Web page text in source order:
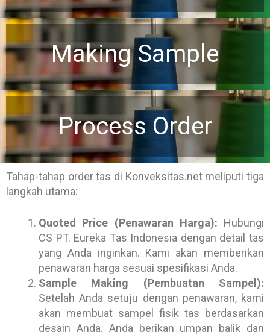
Making Sample
Process Order
Tahap-tahap order tas di Konveksitas.net meliputi tiga
langkah utama:
Quoted Price (Penawaran Harga): Hubungi
CS PT. Eureka Tas Indonesia dengan detail tas
yang Anda inginkan. Kami akan memberikan
penawaran harga sesuai spesifikasi Anda.
Sample Making (Pembuatan Sampel):
Setelah Anda setuju dengan penawaran, kami
akan membuat sampel fisik tas berdasarkan
desain Anda. Anda berikan umpan balik dan